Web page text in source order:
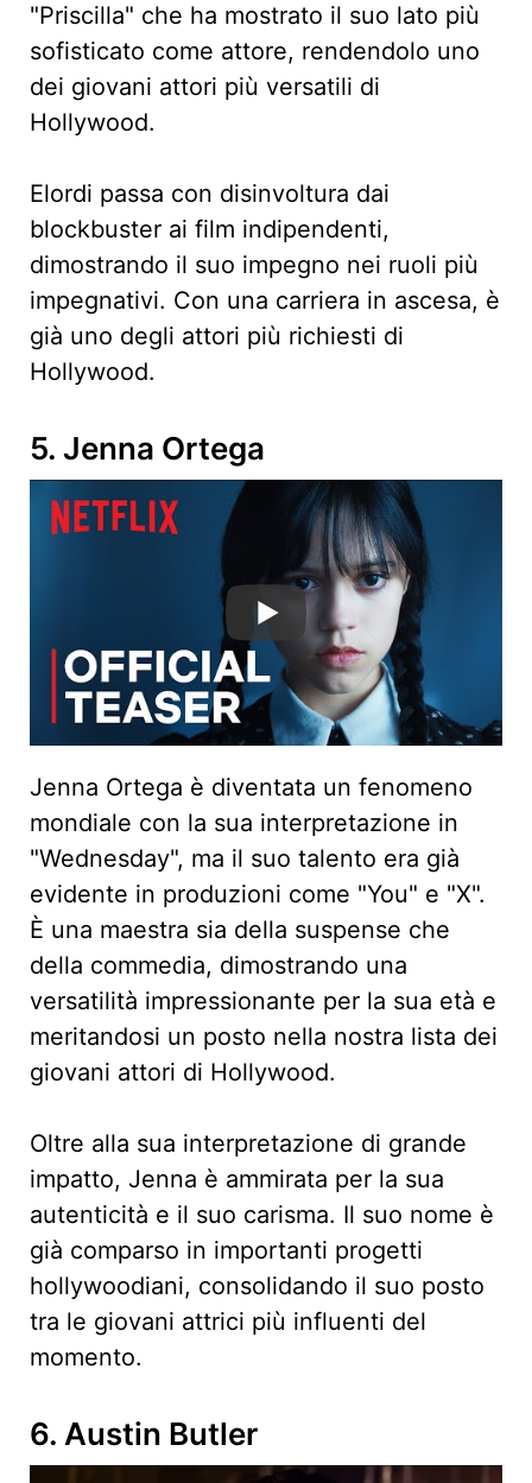
"Priscilla" che ha mostrato il suo lato più
sofisticato come attore, rendendolo uno
dei giovani attori più versatili di
Hollywood.
Elordi passa con disinvoltura dai
blockbuster ai film indipendenti,
dimostrando il suo impegno nei ruoli più
impegnativi. Con una carriera in ascesa, è
già uno degli attori più richiesti di
Hollywood.
5. Jenna Ortega
Jenna Ortega è diventata un fenomeno
mondiale con la sua interpretazione in
"Wednesday", ma il suo talento era già
evidente in produzioni come "You" e "X".
È una maestra sia della suspense che
della commedia, dimostrando una
versatilità impressionante per la sua età e
meritandosi un posto nella nostra lista dei
giovani attori di Hollywood.
Oltre alla sua interpretazione di grande
impatto, Jenna è ammirata per la sua
autenticità e il suo carisma. Il suo nome è
già comparso in importanti progetti
hollywoodiani, consolidando il suo posto
tra le giovani attrici più influenti del
momento.
6. Austin Butler